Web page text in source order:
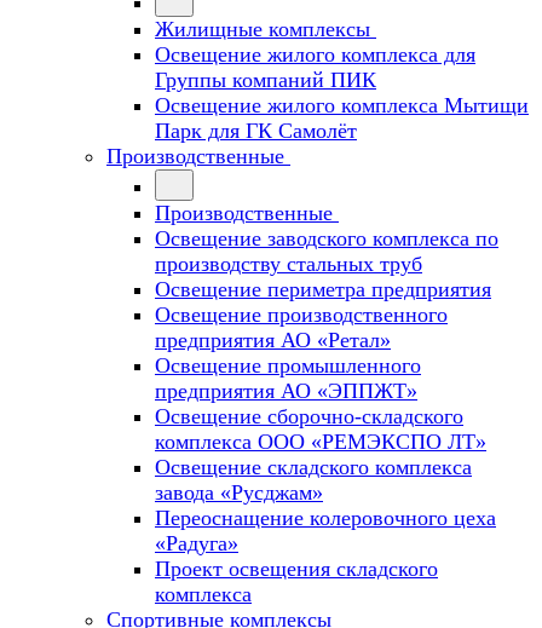
Жилищные комплексы
Освещение жилого комплекса для
Группы компаний ПИК
Освещение жилого комплекса Мытищи
Парк для ГК Самолёт
Производственные
Производственные
Освещение заводского комплекса по
производству стальных труб
Освещение периметра предприятия
Освещение производственного
предприятия АО «Ретал»
Освещение промышленного
предприятия АО «ЭППЖТ»
Освещение сборочно-складского
комплекса ООО «РЕМЭКСПО ЛТ»
Освещение складского комплекса
завода «Русджам»
Переоснащение колеровочного цеха
«Радуга»
Проект освещения складского
комплекса
Спортивные комплексы